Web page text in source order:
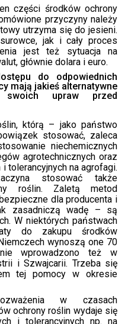
części środków ochrony
przyczyny należy
utrzyma się do jesieni.
jak i cały proces
jest też sytuacja na
głównie dolara i euro.
do odpowiednich
mają jakieś alternatywne
upraw przed
którą – jako państwo
stosować, zaleca
niechemicznych
agrotechnicznych oraz
tolerancyjnych na agrofagi.
stosować także
roślin. Zaletą metod
dla producenta i
zasadniczą wadę – są
W niektórych państwach
do zakupu środków
wynoszą one 70
wprowadzono też w
i Szwajcarii. Trzeba się
tej pomocy w okresie
w czasach
ochrony roślin wydaje się
i tolerancyjnych np. na